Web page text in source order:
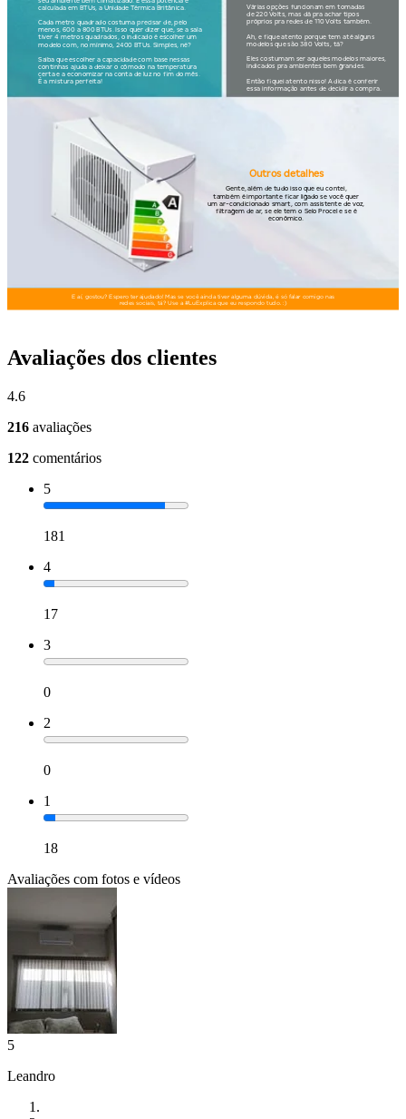
Avaliações dos clientes
4.6
216 avaliações
122 comentários
5
181
4
17
3
0
2
0
1
18
Avaliações com fotos e vídeos
5
Leandro